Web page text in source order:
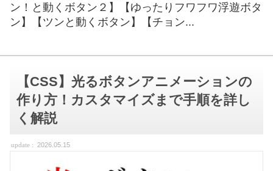
ン！と動くボタン２】【ゆったりフワフワ浮遊ボタ
ン】【ツンと動くボタン】【チョン...
【CSS】光るボタンアニメーションの
作り方！カスタマイズまで手順を詳し
く解説
2026.05.15